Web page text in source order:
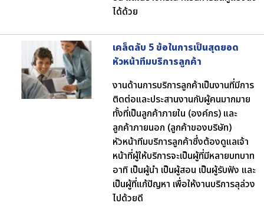
ได้ด้วย
เคล็ดลับ 5 ข้อในการเป็นสุดยอด
หัวหน้าทีมบริการลูกค้า
งานด้านการบริการลูกค้าเป็นงานที่มีการ
ติดต่อและประสานงานกับผู้คนมากมาย
ทั้งที่เป็นลูกค้าภายใน (องค์กร) และ
ลูกค้าภายนอก (ลูกค้าของบริษัท)
หัวหน้าทีมบริการลูกค้าซึ่งต้องดูแลเจ้า
หน้าที่ผู้ให้บริการจะเป็นผู้ที่มีหลายบทบาท
อาทิ เป็นผู้นำ เป็นผู้สอน เป็นผู้รับฟัง และ
เป็นผู้ที่แก้ปัญหา เพื่อให้งานบริการลุล่วง
ไปด้วยดี